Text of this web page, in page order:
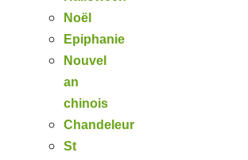
Noël
Epiphanie
Nouvel
an
chinois
Chandeleur
St